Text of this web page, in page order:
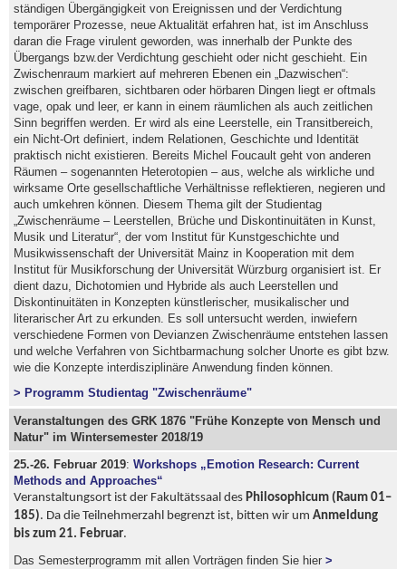
ständigen Übergängigkeit von Ereignissen und der Verdichtung
temporärer Prozesse, neue Aktualität erfahren hat, ist im Anschluss
daran die Frage virulent geworden, was innerhalb der Punkte des
Übergangs bzw.der Verdichtung geschieht oder nicht geschieht. Ein
Zwischenraum markiert auf mehreren Ebenen ein „Dazwischen“:
zwischen greifbaren, sichtbaren oder hörbaren Dingen liegt er oftmals
vage, opak und leer, er kann in einem räumlichen als auch zeitlichen
Sinn begriffen werden. Er wird als eine Leerstelle, ein Transitbereich,
ein Nicht-Ort definiert, indem Relationen, Geschichte und Identität
praktisch nicht existieren. Bereits Michel Foucault geht von anderen
Räumen – sogenannten Heterotopien – aus, welche als wirkliche und
wirksame Orte gesellschaftliche Verhältnisse reflektieren, negieren und
auch umkehren können. Diesem Thema gilt der Studientag
„Zwischenräume – Leerstellen, Brüche und Diskontinuitäten in Kunst,
Musik und Literatur“, der vom Institut für Kunstgeschichte und
Musikwissenschaft der Universität Mainz in Kooperation mit dem
Institut für Musikforschung der Universität Würzburg organisiert ist. Er
dient dazu, Dichotomien und Hybride als auch Leerstellen und
Diskontinuitäten in Konzepten künstlerischer, musikalischer und
literarischer Art zu erkunden. Es soll untersucht werden, inwiefern
verschiedene Formen von Devianzen Zwischenräume entstehen lassen
und welche Verfahren von Sichtbarmachung solcher Unorte es gibt bzw.
wie die Konzepte interdisziplinäre Anwendung finden können.
> Programm Studientag "Zwischenräume"
Veranstaltungen des GRK 1876 "Frühe Konzepte von Mensch und
Natur" im Wintersemester 2018/19
25.-26. Februar 2019:Workshops „Emotion Research: Current
Methods and Approaches“
Veranstaltungsort ist der Fakultätssaal desPhilosophicum (Raum 01–
185). Da die Teilnehmerzahl begrenzt ist, bitten wir um Anmeldung
bis zum 21. Februar.
Das Semesterprogramm mit allen Vorträgen finden Sie hier>